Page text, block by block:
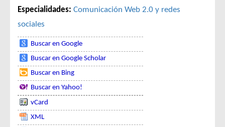
Especialidades: Comunicación Web 2.0 y redes
sociales
Buscar en Google
Buscar en Google Scholar
Buscar en Bing
Buscar en Yahoo!
vCard
XML